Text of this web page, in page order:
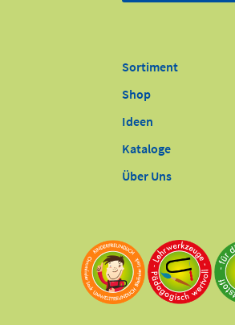
Sortiment
Shop
Ideen
Kataloge
Über Uns